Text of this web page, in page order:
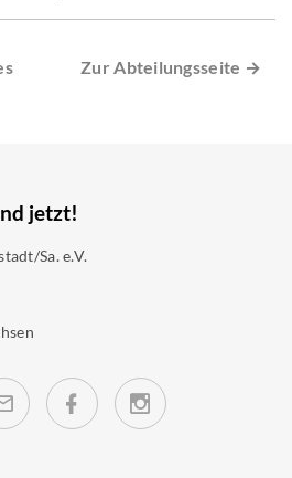
Zur Abteilungsseite →
jetzt!
Sa. e.V.